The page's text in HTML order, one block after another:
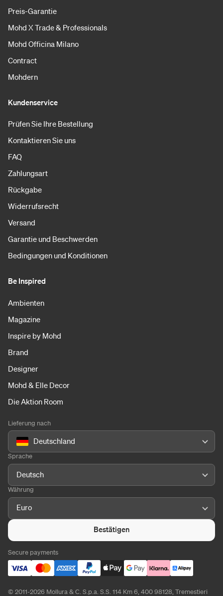
Preis-Garantie
Mohd X Trade & Professionals
Mohd Officina Milano
Contract
Mohdern
Kundenservice
Prüfen Sie Ihre Bestellung
Kontaktieren Sie uns
FAQ
Zahlungsart
Rückgabe
Widerrufsrecht
Versand
Garantie und Beschwerden
Bedingungen und Konditionen
Be Inspired
Ambienten
Magazine
Inspire by Mohd
Brand
Designer
Mohd & Elle Decor
Die Aktion Room
Lieferung nach
Deutschland
Sprache
Deutsch
Währung
Euro
Bestätigen
Secure payments
© 2011-2026 Mollura & C. S.p.a. S.S. 114 Km 6, 400 98128, Tremestieri